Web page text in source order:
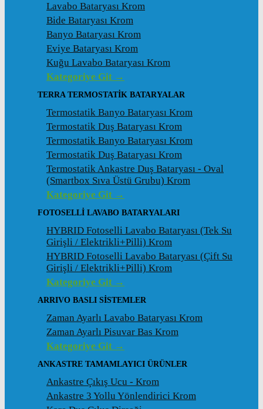
Lavabo Bataryası Krom
Bide Bataryası Krom
Banyo Bataryası Krom
Eviye Bataryası Krom
Kuğu Lavabo Bataryası Krom
Kategoriye Git →
TERRA TERMOSTATİK BATARYALAR
Termostatik Banyo Bataryası Krom
Termostatik Duş Bataryası Krom
Termostatik Banyo Bataryası Krom
Termostatik Duş Bataryası Krom
Termostatik Ankastre Duş Bataryası - Oval
(Smartbox Sıva Üstü Grubu) Krom
Kategoriye Git →
FOTOSELLİ LAVABO BATARYALARI
HYBRID Fotoselli Lavabo Bataryası (Tek Su
Girişli / Elektrikli+Pilli) Krom
HYBRID Fotoselli Lavabo Bataryası (Çift Su
Girişli / Elektrikli+Pilli) Krom
Kategoriye Git →
ARRIVO BASLI SİSTEMLER
Zaman Ayarlı Lavabo Bataryası Krom
Zaman Ayarlı Pisuvar Bas Krom
Kategoriye Git →
ANKASTRE TAMAMLAYICI ÜRÜNLER
Ankastre Çıkış Ucu - Krom
Ankastre 3 Yollu Yönlendirici Krom